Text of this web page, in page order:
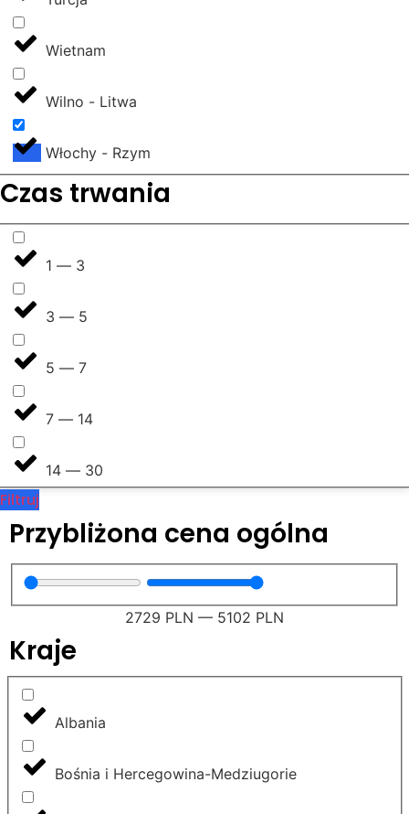
Wietnam
Wilno - Litwa
Włochy - Rzym
Czas trwania
1 — 3
3 — 5
5 — 7
7 — 14
14 — 30
Filtruj
Przybliżona cena ogólna
2729 PLN — 5102 PLN
Kraje​
Albania
Bośnia i Hercegowina-Medziugorie